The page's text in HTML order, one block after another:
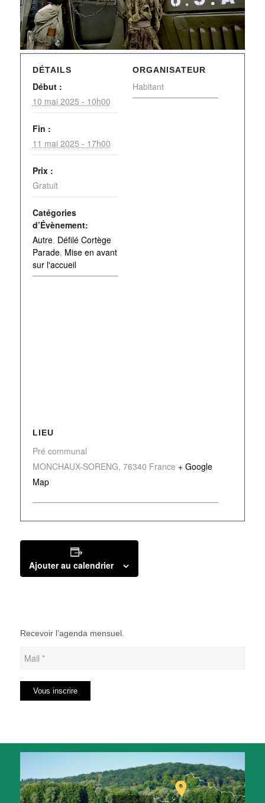
DÉTAILS
Début :
10 mai 2025 - 10h00
Fin :
11 mai 2025 - 17h00
Prix :
Gratuit
Catégories
d’Évènement:
Autre, Défilé Cortège
Parade, Mise en avant
sur l'accueil
ORGANISATEUR
Habitant
LIEU
Pré communal
MONCHAUX-SORENG, 76340 France + Google
Map
Ajouter au calendrier
Recevoir l’agenda mensuel.